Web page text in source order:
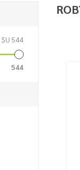
$U 544
544